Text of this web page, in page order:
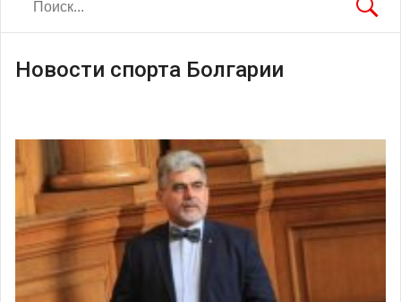
Новости спорта Болгарии